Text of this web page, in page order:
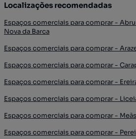
Localizações recomendadas
Espaços comerciais para comprar -
Nova da Barca
Espaços comerciais para comprar -
Espaços comerciais para comprar -
Espaços comerciais para comprar -
Espaços comerciais para comprar -
Espaços comerciais para comprar -
Espaços comerciais para comprar -